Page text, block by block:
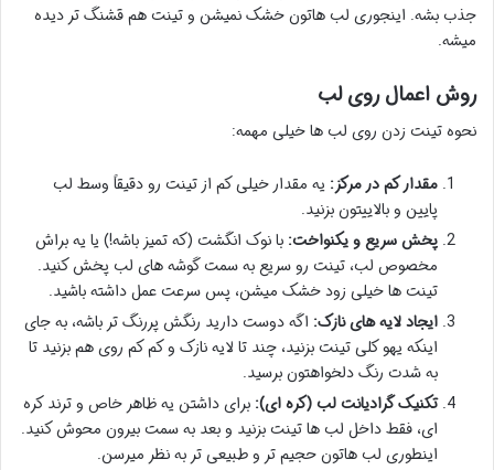
جذب بشه. اینجوری لب هاتون خشک نمیشن و تینت هم قشنگ تر دیده
میشه.
روش اعمال روی لب
نحوه تینت زدن روی لب ها خیلی مهمه:
مقدار کم در مرکز: یه مقدار خیلی کم از تینت رو دقیقاً وسط لب
پایین و بالاییتون بزنید.
پخش سریع و یکنواخت: با نوک انگشت (که تمیز باشه!) یا یه براش
مخصوص لب، تینت رو سریع به سمت گوشه های لب پخش کنید.
تینت ها خیلی زود خشک میشن، پس سرعت عمل داشته باشید.
ایجاد لایه های نازک: اگه دوست دارید رنگش پررنگ تر باشه، به جای
اینکه یهو کلی تینت بزنید، چند تا لایه نازک و کم کم روی هم بزنید تا
به شدت رنگ دلخواهتون برسید.
تکنیک گرادیانت لب (کره ای): برای داشتن یه ظاهر خاص و ترند کره
ای، فقط داخل لب ها تینت بزنید و بعد به سمت بیرون محوش کنید.
اینطوری لب هاتون حجیم تر و طبیعی تر به نظر میرسن.